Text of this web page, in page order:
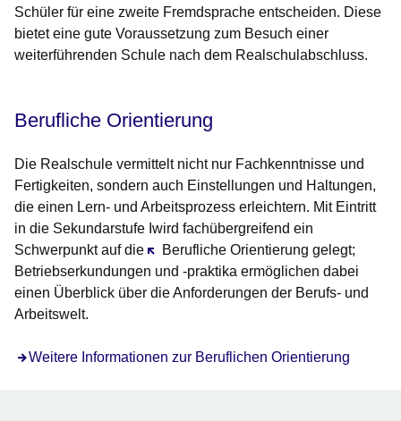
Schüler für eine zweite Fremdsprache entscheiden. Diese
bietet eine gute Voraussetzung zum Besuch einer
weiterführenden Schule nach dem Realschulabschluss.
Berufliche Orientierung
Die Realschule vermittelt nicht nur Fachkenntnisse und
Fertigkeiten, sondern auch Einstellungen und Haltungen,
die einen Lern- und Arbeitsprozess erleichtern. Mit Eintritt
in die Sekundarstufe Iwird fachübergreifend ein
Schwerpunkt auf die Öffnet sich in einem neuen Fenster
Berufliche Orientierung gelegt;
Betriebserkundungen und -praktika ermöglichen dabei
einen Überblick über die Anforderungen der Berufs- und
Arbeitswelt.
Weitere Informationen zur Beruflichen Orientierung
Öffnet sich in einem neuen Fenster